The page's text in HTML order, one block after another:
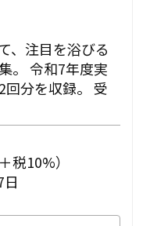
、注目を浴びる
。 令和7年度実
分を収録。 受
税10%）